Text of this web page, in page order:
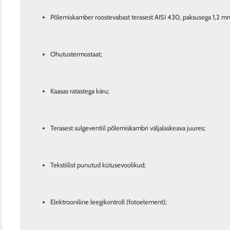
Põlemiskamber roostevabast terasest AISI 430, paksusega 1,2
Ohutustermostaat;
Kaasas ratastega käru;
Terasest sulgeventiil põlemiskambri väljalaskeava juures;
Tekstiilist punutud kütusevoolikud;
Elektrooniline leegikontroll (fotoelement);